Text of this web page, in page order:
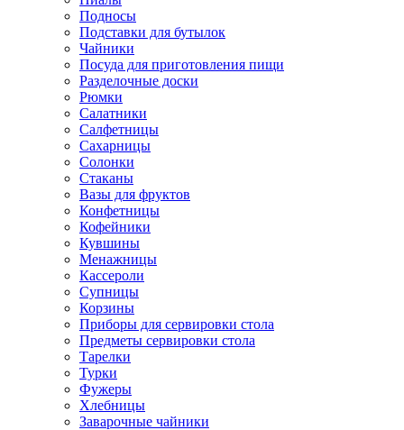
Подносы
Подставки для бутылок
Чайники
Посуда для приготовления пищи
Разделочные доски
Рюмки
Салатники
Салфетницы
Сахарницы
Солонки
Стаканы
Вазы для фруктов
Конфетницы
Кофейники
Кувшины
Менажницы
Кассероли
Супницы
Корзины
Приборы для сервировки стола
Предметы сервировки стола
Тарелки
Турки
Фужеры
Хлебницы
Заварочные чайники